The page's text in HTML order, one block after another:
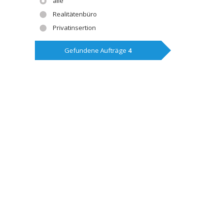
Realitätenbüro
Privatinsertion
Gefundene Aufträge 4